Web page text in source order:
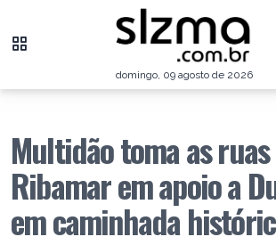
domingo, 09 agosto de 2026
Multidão toma as
Ribamar em apoio a
em caminhada